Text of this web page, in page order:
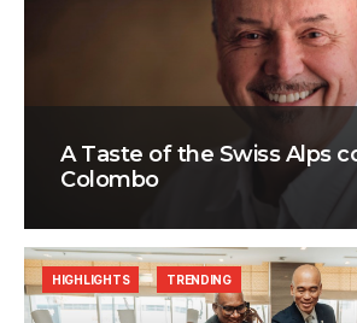
A Taste of the Swiss Alps
Colombo
HIGHLIGHTS TRENDING